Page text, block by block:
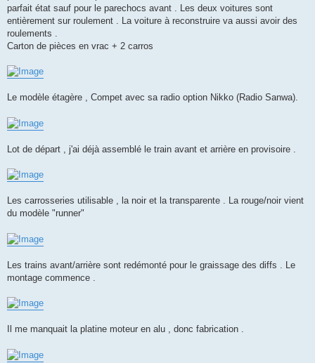
parfait état sauf pour le parechocs avant . Les deux voitures sont
entièrement sur roulement . La voiture à reconstruire va aussi avoir des
roulements .
Carton de pièces en vrac + 2 carros
Le modèle étagère , Compet avec sa radio option Nikko (Radio Sanwa).
Lot de départ , j'ai déjà assemblé le train avant et arrière en provisoire .
Les carrosseries utilisable , la noir et la transparente . La rouge/noir vient
du modèle "runner"
Les trains avant/arrière sont redémonté pour le graissage des diffs . Le
montage commence .
Il me manquait la platine moteur en alu , donc fabrication .